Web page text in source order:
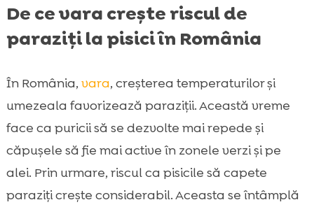
De ce vara crește riscul de
paraziți la pisici în România
În România, vara, creșterea temperaturilor și
umezeala favorizează paraziții. Această vreme
face ca puricii să se dezvolte mai repede și
căpușele să fie mai active în zonele verzi și pe
alei. Prin urmare, riscul ca pisicile să capete
paraziți crește considerabil. Aceasta se întâmplă